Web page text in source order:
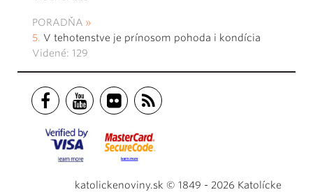
PORADŇA
V tehotenstve je prínosom pohoda i kondícia
Videné: 129
katolickenoviny.sk © 1849 - 2026 Katolícke